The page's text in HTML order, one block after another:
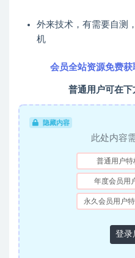
外来技术，有需要自测
机
会员全站资源免费
普通用户可在下
隐藏内容
此处内容
普通用户特
年度会员用
永久会员用户特
登录